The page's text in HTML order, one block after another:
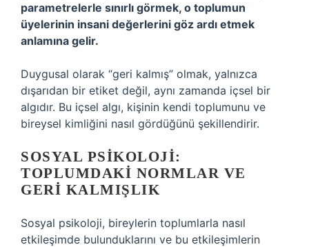
parametrelerle sınırlı görmek, o toplumun
üyelerinin insani değerlerini göz ardı etmek
anlamına gelir.
Duygusal olarak “geri kalmış” olmak, yalnızca
dışarıdan bir etiket değil, aynı zamanda içsel bir
algıdır. Bu içsel algı, kişinin kendi toplumunu ve
bireysel kimliğini nasıl gördüğünü şekillendirir.
SOSYAL PSIKOLOJI:
TOPLUMDAKI NORMLAR VE
GERI KALMIŞLIK
Sosyal psikoloji, bireylerin toplumlarla nasıl
etkileşimde bulunduklarını ve bu etkileşimlerin